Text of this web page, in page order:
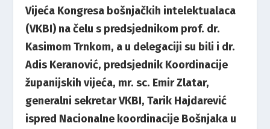
Vijeća Kongresa bošnjačkih intelektualaca
(VKBI) na čelu s predsjednikom prof. dr.
Kasimom Trnkom, a u delegaciji su bili i dr.
Adis Keranović, predsjednik Koordinacije
županijskih vijeća, mr. sc. Emir Zlatar,
generalni sekretar VKBI, Tarik Hajdarević
ispred Nacionalne koordinacije Bošnjaka u